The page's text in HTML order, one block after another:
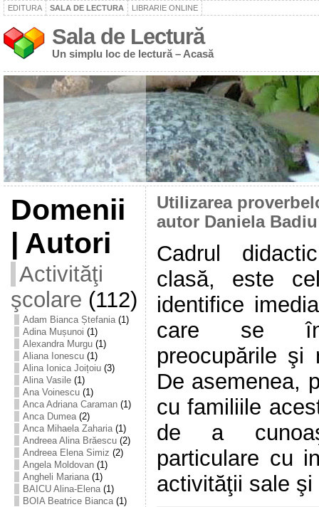
EDITURA SALA DE LECTURA LIBRARIE ONLINE
Sala de Lectură
Un simplu loc de lectură – Acasă
Domenii
| Autori
Activităţi
şcolare (112)
Adam Bianca Ștefania(1)
Adina Mușunoi (1)
Alexandra Murgu(1)
Aliana Ionescu(1)
Alina Ionica Joițoiu(3)
Alina Vasile(1)
Ana Voinescu(1)
Anca Adriana Caraman(1)
Anca Dumea(2)
Anca Mihaela Zaharia(1)
Andreea Alina Brăescu(2)
Andreea Elena Simiz (2)
Angela Moldovan(1)
Angheli Mariana(1)
BAICU Alina-Elena(1)
BOIA Beatrice Bianca(1)
Utilizarea
autor Daniela Badiu
Cadrul
clasă, este
identifice
care se
preocupările şi
De asemenea,
cu familiile
de a
particulare cu
activităţii sale